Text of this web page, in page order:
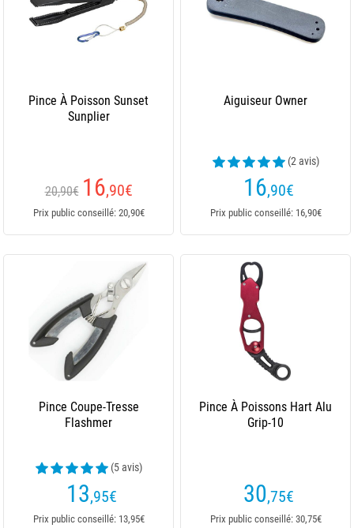
Pince À Poisson Sunset
Sunplier
20,90€ 16,90€
Prix public conseillé: 20,90€
Aiguiseur Owner
(2 avis)
16,90€
Prix public conseillé: 16,90€
Pince Coupe-Tresse
Flashmer
(5 avis)
13,95€
Prix public conseillé: 13,95€
Pince À Poissons Hart Alu
Grip-10
30,75€
Prix public conseillé: 30,75€